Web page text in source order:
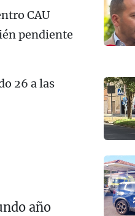
CAU
pendiente
26 a las
año